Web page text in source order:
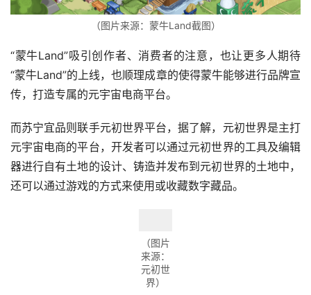
（图片来源：蒙牛Land截图）
“蒙牛Land”吸引创作者、消费者的注意，也让更多人期待
“蒙牛Land”的上线，也顺理成章的使得蒙牛能够进行品牌宣
传，打造专属的元宇宙电商平台。
而苏宁宜品则联手元初世界平台，据了解，元初世界是主打
元宇宙电商的平台，开发者可以通过元初世界的工具及编辑
器进行自有土地的设计、铸造并发布到元初世界的土地中，
还可以通过游戏的方式来使用或收藏数字藏品。
（图片
来源：
元初世
界）